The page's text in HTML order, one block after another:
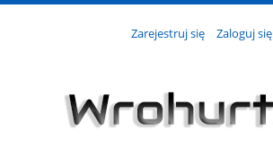
Zarejestruj się Zaloguj się